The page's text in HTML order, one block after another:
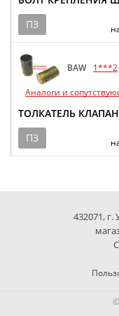
ПЗ
BAW 1***2
Аналоги и
ТОЛКАТЕЛЬ
ПЗ
432071, г.